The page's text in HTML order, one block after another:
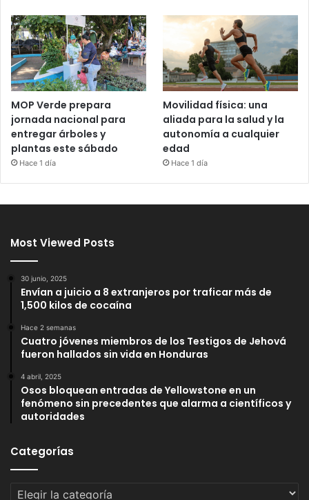
MOP Verde prepara
jornada nacional para
entregar árboles y
plantas este sábado
Hace 1 día
Movilidad física: una
aliada para la salud y la
autonomía a cualquier
edad
Hace 1 día
Most Viewed Posts
30 junio, 2025
Envían a juicio a 8 extranjeros por traficar más de
1,500 kilos de cocaína
Hace 2 semanas
Cuatro jóvenes miembros de los Testigos de Jehová
fueron hallados sin vida en Honduras
4 abril, 2025
Osos bloquean entradas de Yellowstone en un
fenómeno sin precedentes que alarma a científicos y
autoridades
Categorías
Categorías